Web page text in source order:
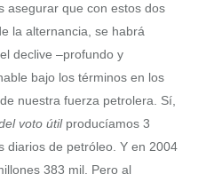
asegurar que con estos dos
la alternancia, se habrá
declive –profundo y
bajo los términos en los
nuestra fuerza petrolera. Sí,
voto útilproducíamos 3
diarios de petróleo. Y en 2004
383 mil. Pero al